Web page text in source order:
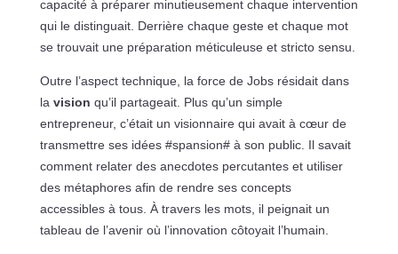
capacité à préparer minutieusement chaque intervention
qui le distinguait. Derrière chaque geste et chaque mot
se trouvait une préparation méticuleuse et stricto sensu.
Outre l’aspect technique, la force de Jobs résidait dans
la vision qu’il partageait. Plus qu’un simple
entrepreneur, c’était un visionnaire qui avait à cœur de
transmettre ses idées #spansion# à son public. Il savait
comment relater des anecdotes percutantes et utiliser
des métaphores afin de rendre ses concepts
accessibles à tous. À travers les mots, il peignait un
tableau de l’avenir où l’innovation côtoyait l’humain.